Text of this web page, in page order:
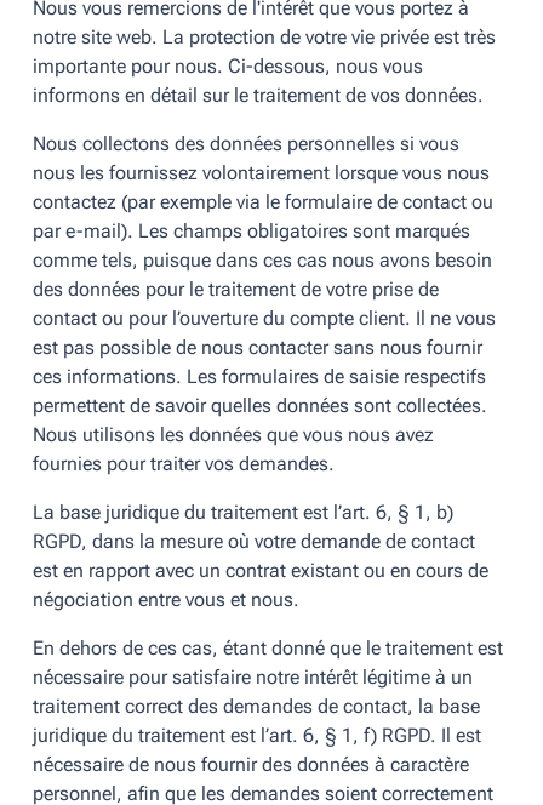
Nous vous remercions de l'intérêt que vous portez à
notre site web. La protection de votre vie privée est très
importante pour nous. Ci-dessous, nous vous
informons en détail sur le traitement de vos données.
Nous collectons des données personnelles si vous
nous les fournissez volontairement lorsque vous nous
contactez (par exemple via le formulaire de contact ou
par e-mail). Les champs obligatoires sont marqués
comme tels, puisque dans ces cas nous avons besoin
des données pour le traitement de votre prise de
contact ou pour l’ouverture du compte client. Il ne vous
est pas possible de nous contacter sans nous fournir
ces informations. Les formulaires de saisie respectifs
permettent de savoir quelles données sont collectées.
Nous utilisons les données que vous nous avez
fournies pour traiter vos demandes.
La base juridique du traitement est l’art. 6, § 1, b)
RGPD, dans la mesure où votre demande de contact
est en rapport avec un contrat existant ou en cours de
négociation entre vous et nous.
En dehors de ces cas, étant donné que le traitement est
nécessaire pour satisfaire notre intérêt légitime à un
traitement correct des demandes de contact, la base
juridique du traitement est l’art. 6, § 1, f) RGPD. Il est
nécessaire de nous fournir des données à caractère
personnel, afin que les demandes soient correctement